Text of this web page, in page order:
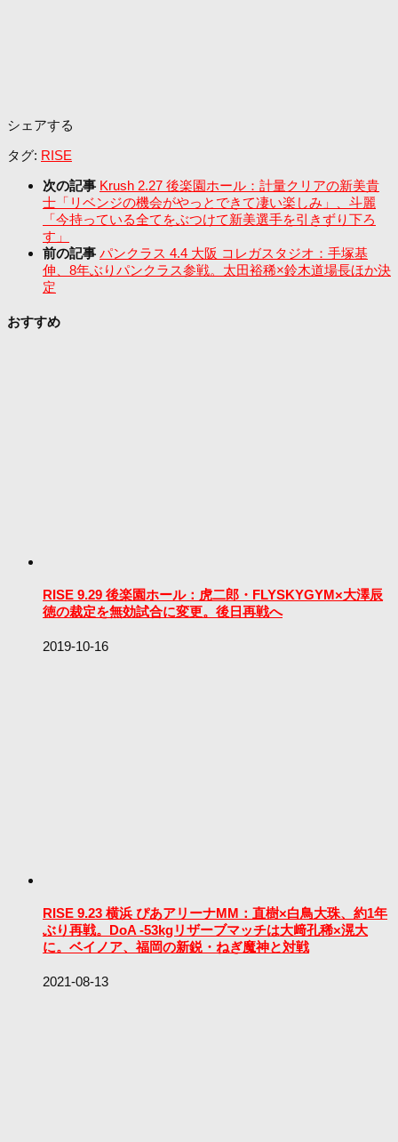
シェアする
タグ: RISE
次の記事 Krush 2.27 後楽園ホール：計量クリアの新美貴
士「リベンジの機会がやっとできて凄い楽しみ」、斗麗
「今持っている全てをぶつけて新美選手を引きずり下ろ
す」
前の記事 パンクラス 4.4 大阪 コレガスタジオ：手塚基
伸、8年ぶりパンクラス参戦。太田裕稀×鈴木道場長ほか決
定
おすすめ
RISE 9.29 後楽園ホール：虎二郎・FLYSKYGYM×大澤辰
徳の裁定を無効試合に変更。後日再戦へ
2019-10-16
RISE 9.23 横浜 ぴあアリーナMM：直樹×白鳥大珠、約1年
ぶり再戦。DoA -53kgリザーブマッチは大﨑孔稀×滉大
に。ベイノア、福岡の新鋭・ねぎ魔神と対戦
2021-08-13